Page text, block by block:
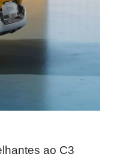
ao C3